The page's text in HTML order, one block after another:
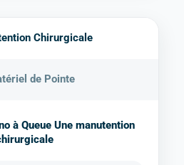
Chirurgicale
de Pointe
à Queue Une manutention